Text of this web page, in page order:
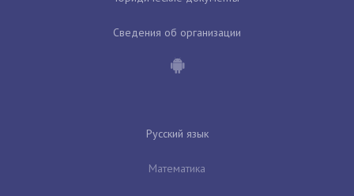
Сведения об организации
Русский язык
Математика